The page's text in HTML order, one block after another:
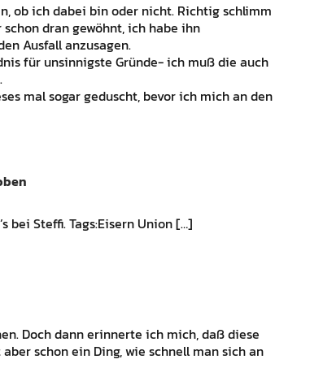
ob ich dabei bin oder nicht. Richtig schlimm
dran gewöhnt, ich habe ihn
Ausfall anzusagen.
für unsinnigste Gründe- ich muß die auch
mal sogar geduscht, bevor ich mich an den
bei Steffi. Tags:Eisern Union […]
Doch dann erinnerte ich mich, daß diese
schon ein Ding, wie schnell man sich an